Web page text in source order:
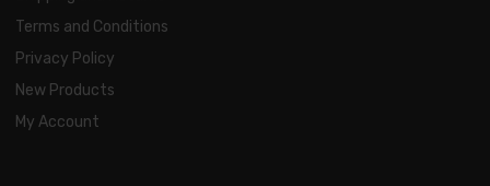
Terms and Conditions
Privacy Policy
New Products
My Account